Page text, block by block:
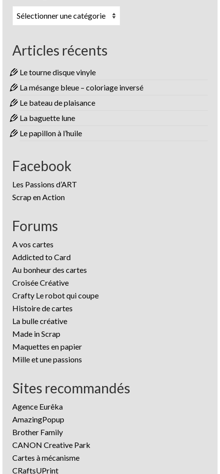
Catégories
Articles récents
Le tourne disque vinyle
La mésange bleue – coloriage inversé
Le bateau de plaisance
La baguette lune
Le papillon à l’huile
Facebook
Les Passions d’ART
Scrap en Action
Forums
A vos cartes
Addicted to Card
Au bonheur des cartes
Croisée Créative
Crafty Le robot qui coupe
Histoire de cartes
La bulle créative
Made in Scrap
Maquettes en papier
Mille et une passions
Sites recommandés
Agence Eurêka
AmazingPopup
Brother Family
CANON Creative Park
Cartes à mécanisme
CRaftsUPrint